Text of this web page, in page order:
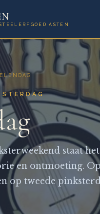
ASTEN
staat
en ontmoeting.
op tweede